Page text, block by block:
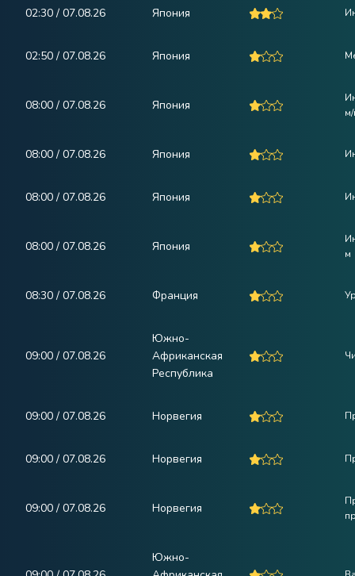
02:30 / 07.08.26 Япония
02:50 / 07.08.26 Япония
08:00 / 07.08.26 Япония
08:00 / 07.08.26 Япония
08:00 / 07.08.26 Япония
08:00 / 07.08.26 Япония
м
08:30 / 07.08.26 Франция
09:00 / 07.08.26
Южно-
Африканская
Республика
09:00 / 07.08.26 Норвегия
09:00 / 07.08.26 Норвегия
09:00 / 07.08.26 Норвегия
Южно-